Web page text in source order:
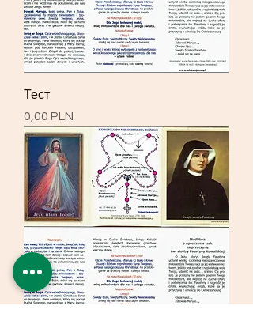
Тест
Ціна
0,00 PLN